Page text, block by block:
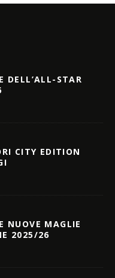
DELL’ALL-STAR
CITY EDITION
NUOVE MAGLIE
2025/26